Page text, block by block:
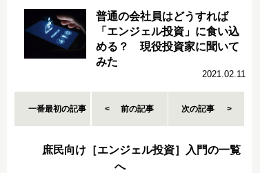
普通の会社員はどうすれば
「エンジェル投資」に食い込
める？ 現役投資家に聞いて
みた
2021.02.11
一番最初の記事 前の記事 次の記事
庶民向け［エンジェル投資］入門の一覧
へ